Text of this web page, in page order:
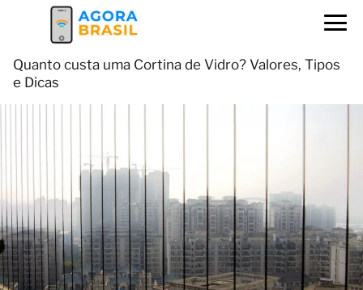
Quanto custa uma Cortina de Vidro? Valores, Tipos
e Dicas